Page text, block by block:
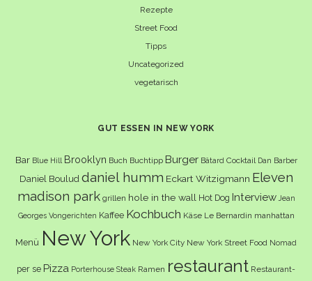
Rezepte
Street Food
Tipps
Uncategorized
vegetarisch
GUT ESSEN IN NEW YORK
Bar Blue Hill Brooklyn Buch Buchtipp Burger Bâtard Cocktail Dan Barber
Daniel Boulud daniel humm Eckart Witzigmann Eleven
madison park grillen hole in the wall Hot Dog Interview Jean
Georges Vongerichten Kaffee Kochbuch Käse Le Bernardin manhattan
Menü New York New York City New York Street Food Nomad
per se Pizza Porterhouse Steak Ramen restaurant Restaurant-